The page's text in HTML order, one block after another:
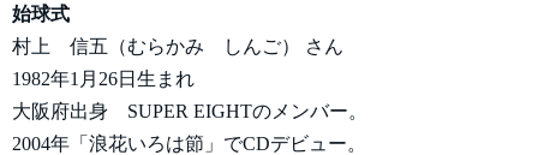
始球式
村上 信五（むらかみ しんご） さん
1982年1月26日生まれ
大阪府出身 SUPER EIGHTのメンバー。
2004年「浪花いろは節」でCDデビュー。